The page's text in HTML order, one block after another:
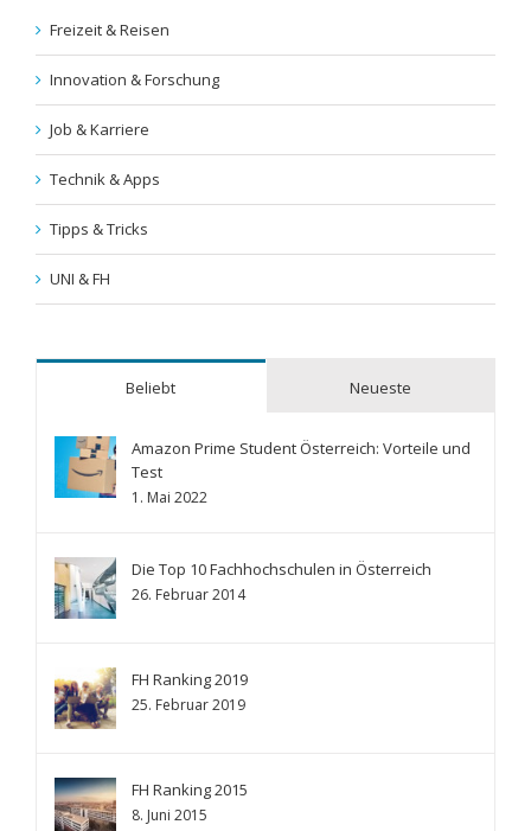
Freizeit & Reisen
Innovation & Forschung
Job & Karriere
Technik & Apps
Tipps & Tricks
UNI & FH
Beliebt Neueste
Amazon Prime Student Österreich: Vorteile und
Test
1. Mai 2022
Die Top 10 Fachhochschulen in Österreich
26. Februar 2014
FH Ranking 2019
25. Februar 2019
FH Ranking 2015
8. Juni 2015